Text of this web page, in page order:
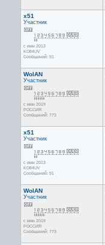
x51
Участник
с июн 2013
KO84UV
Сообщений: 91
WolAN
Участник
с июн 2019
РОССИЯ
Сообщений: 773
x51
Участник
с июн 2013
KO84UV
Сообщений: 91
WolAN
Участник
с июн 2019
РОССИЯ
Сообщений: 773